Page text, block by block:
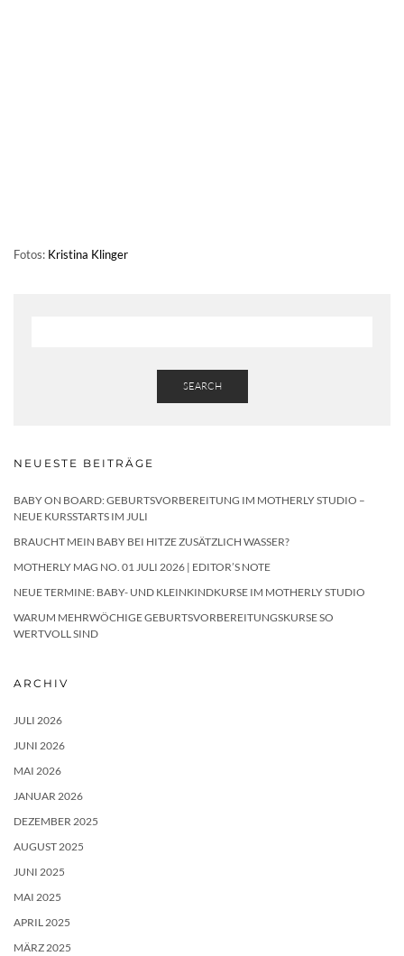
Fotos: Kristina Klinger
SEARCH
NEUESTE BEITRÄGE
BABY ON BOARD: GEBURTSVORBEREITUNG IM MOTHERLY STUDIO –
NEUE KURSSTARTS IM JULI
BRAUCHT MEIN BABY BEI HITZE ZUSÄTZLICH WASSER?
MOTHERLY MAG NO. 01 JULI 2026 | EDITOR’S NOTE
NEUE TERMINE: BABY- UND KLEINKINDKURSE IM MOTHERLY STUDIO
WARUM MEHRWÖCHIGE GEBURTSVORBEREITUNGSKURSE SO
WERTVOLL SIND
ARCHIV
JULI 2026
JUNI 2026
MAI 2026
JANUAR 2026
DEZEMBER 2025
AUGUST 2025
JUNI 2025
MAI 2025
APRIL 2025
MÄRZ 2025